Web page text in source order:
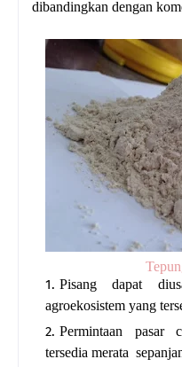
dibandingkan dengan
Pisang dapat
agroekosistem yang
Permintaan pasar
tersedia merata